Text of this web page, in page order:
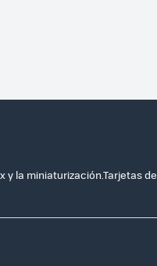
y la miniaturización.Tarjetas de